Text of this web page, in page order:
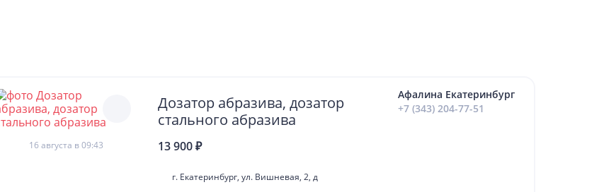
16 августа в 09:43
Дозатор абразива, дозатор
стального абразива
13 900 ₽
г. Екатеринбург, ул. Вишневая, 2, д
Афалина Екатеринбург
+7 (343) 204-77-51